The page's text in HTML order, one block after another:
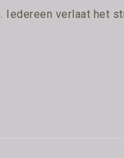
verlaat het